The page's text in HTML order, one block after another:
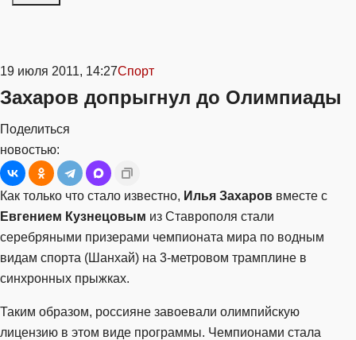
19 июля 2011, 14:27Спорт
Захаров допрыгнул до Олимпиады
Поделиться
новостью:
Как только что стало известно, Илья Захаров вместе с
Евгением Кузнецовым из Ставрополя стали
серебряными призерами чемпионата мира по водным
видам спорта (Шанхай) на 3-метровом трамплине в
синхронных прыжках.
Таким образом, россияне завоевали олимпийскую
лицензию в этом виде программы. Чемпионами стала